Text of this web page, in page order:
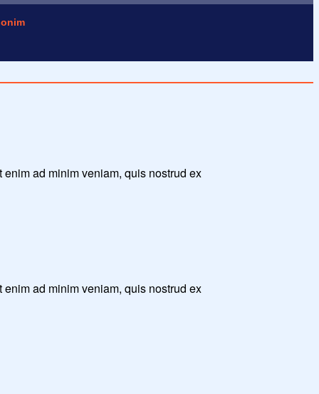
ad minim veniam, quis nostrud ex
ad minim veniam, quis nostrud ex